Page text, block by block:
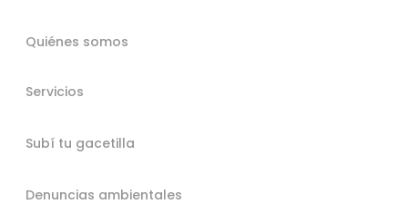
Quiénes somos
Servicios
Subí tu gacetilla
Denuncias ambientales